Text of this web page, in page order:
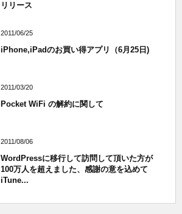
リリース
2011/06/25
iPhone,iPadのお買い得アプリ（6月25日)
2011/03/20
Pocket WiFi の解約に関して
2011/08/06
WordPressに移行して訪問して頂いた方が
100万人を超えました、感謝の意を込めて
iTune...